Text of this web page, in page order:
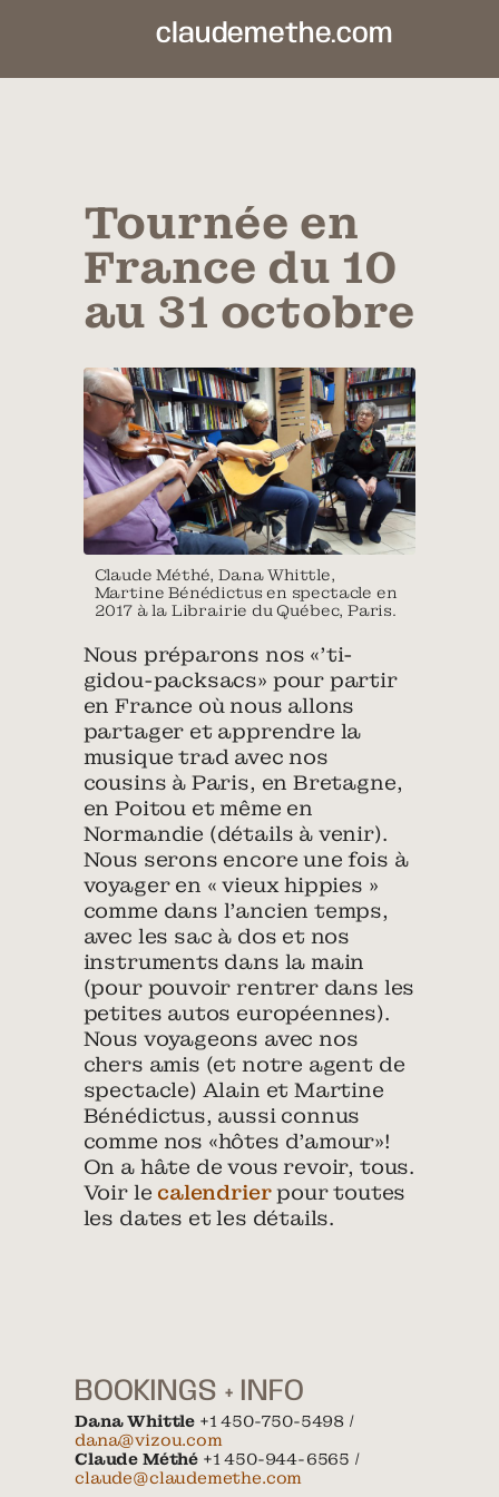
claudemethe.com
Tournée en
France du 10
au 31 octobre
Claude Méthé, Dana Whittle,
Martine Bénédictus en spectacle en
2017 à la Librairie du Québec, Paris.
Nous préparons nos «’ti-
gidou-packsacs» pour partir
en France où nous allons
partager et apprendre la
musique trad avec nos
cousins à Paris, en Bretagne,
en Poitou et même en
Normandie (détails à venir).
Nous serons encore une fois à
voyager en « vieux hippies »
comme dans l’ancien temps,
avec les sac à dos et nos
instruments dans la main
(pour pouvoir rentrer dans les
petites autos européennes).
Nous voyageons avec nos
chers amis (et notre agent de
spectacle) Alain et Martine
Bénédictus, aussi connus
comme nos «hôtes d’amour»!
On a hâte de vous revoir, tous.
Voir le calendrierpour toutes
les dates et les détails.
BOOKINGS + INFO
Dana Whittle +1 450-750-5498 /
dana@vizou.com
Claude Méthé +1 450-944-6565 /
claude@claudemethe.com